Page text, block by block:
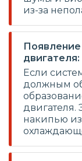
из-за
двигателя:
Если
должным
двигателя.
накипью